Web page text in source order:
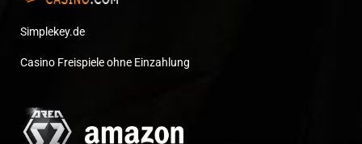
Simplekey.de
Casino Freispiele ohne Einzahlung